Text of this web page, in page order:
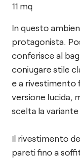
11 mq
In questo
protagonista.
conferisce al
coniugare stile
e a rivestimento
versione lucida,
scelta la
Il rivestimento
pareti fino a